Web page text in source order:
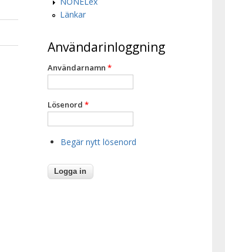
Länkar
Användarinloggning
Användarnamn *
Lösenord *
Begär nytt lösenord